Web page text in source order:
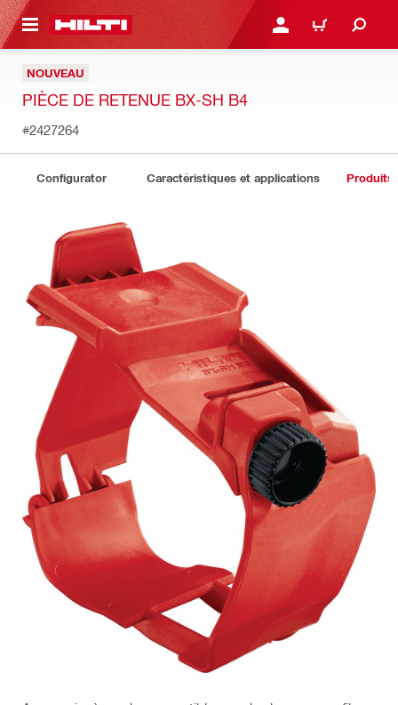
SE CONNECTER OU
PANIER
NOUVEAU
PIÈCE DE RETENUE BX-SH B4
#2427264
Configurator Caractéristiques et applications Produits